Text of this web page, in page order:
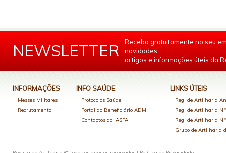
NEWSLETTER
Receba gratuitamente no seu
novidades,
artigos e informações úteis da
INFORMAÇÕES
Messes Militares
Recrutamento
INFO SAÚDE
Protocolos Saúde
Portal do Beneficiário ADM
Contactos do IASFA
LINKS ÚTEIS
Reg. de Artilharia
Reg. de Artilharia
Reg. de Artilharia
Grupo de Artilharia